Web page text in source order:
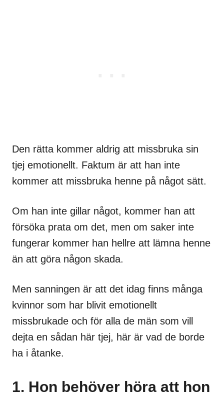
Den rätta kommer aldrig att missbruka sin
tjej emotionellt. Faktum är att han inte
kommer att missbruka henne på något sätt.
Om han inte gillar något, kommer han att
försöka prata om det, men om saker inte
fungerar kommer han hellre att lämna henne
än att göra någon skada.
Men sanningen är att det idag finns många
kvinnor som har blivit emotionellt
missbrukade och för alla de män som vill
dejta en sådan här tjej, här är vad de borde
ha i åtanke.
1. Hon behöver höra att hon